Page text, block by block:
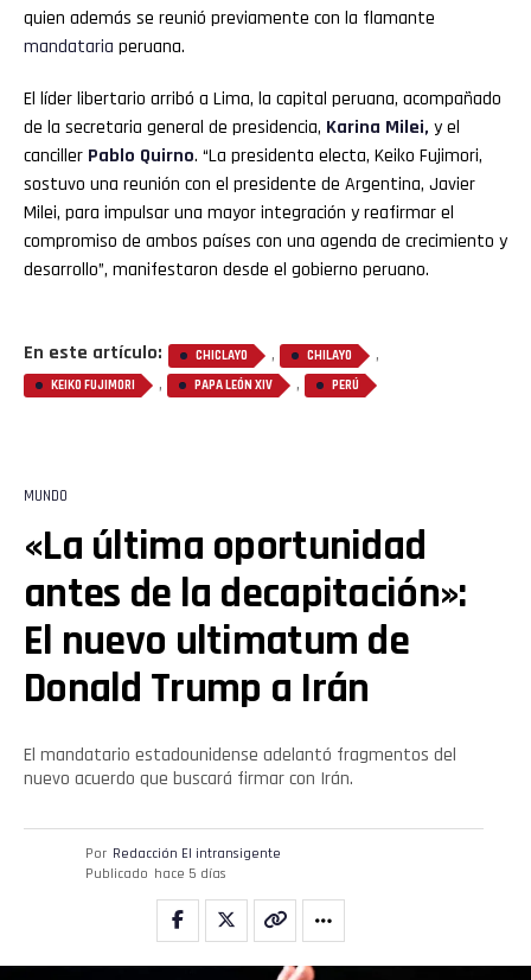
quien además se reunió previamente con la flamante
mandataria peruana.
El líder libertario arribó a Lima, la capital peruana, acompañado
de la secretaria general de presidencia, Karina Milei, y el
canciller Pablo Quirno. “La presidenta electa, Keiko Fujimori,
sostuvo una reunión con el presidente de Argentina, Javier
Milei, para impulsar una mayor integración y reafirmar el
compromiso de ambos países con una agenda de crecimiento y
desarrollo”, manifestaron desde el gobierno peruano.
En este artículo: CHICLAYO , CHILAYO ,
KEIKO FUJIMORI , PAPA LEÓN XIV , PERÚ
MUNDO
«La última oportunidad
antes de la decapitación»:
El nuevo ultimatum de
Donald Trump a Irán
El mandatario estadounidense adelantó fragmentos del
nuevo acuerdo que buscará firmar con Irán.
Por Redacción El intransigente
Publicado hace 5 días